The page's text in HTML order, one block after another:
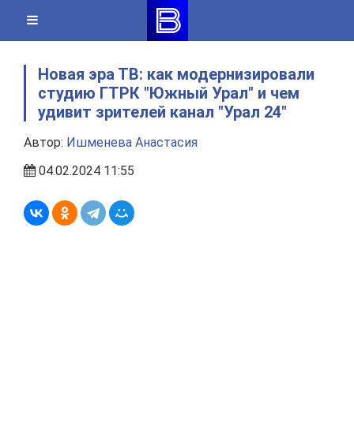
content
Новая эра ТВ: как модернизировали
студию ГТРК "Южный Урал" и чем
удивит зрителей канал "Урал 24"
Автор: Ишменева Анастасия
04.02.2024 11:55